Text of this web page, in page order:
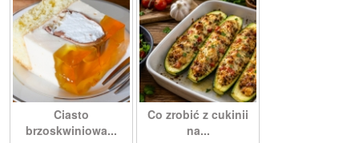
Ciasto
brzoskwiniowa...
Co zrobić z cukinii
na...